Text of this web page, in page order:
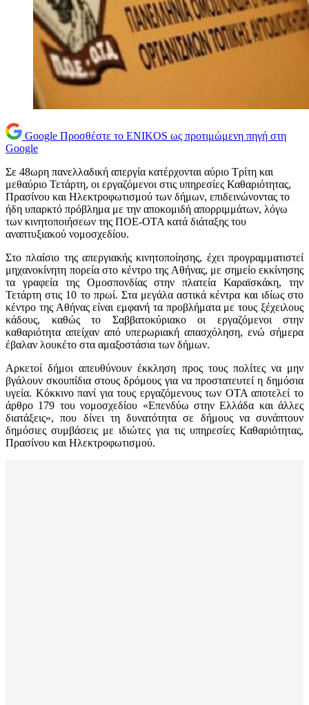
Google Προσθέστε το ENIKOS ως προτιμώμενη πηγή στη
Google
Σε 48ωρη πανελλαδική απεργία κατέρχονται αύριο Τρίτη και
μεθαύριο Τετάρτη, οι εργαζόμενοι στις υπηρεσίες Καθαριότητας,
Πρασίνου και Ηλεκτροφωτισμού των δήμων, επιδεινώνοντας το
ήδη υπαρκτό πρόβλημα με την αποκομιδή απορριμμάτων, λόγω
των κινητοποιήσεων της ΠΟΕ-ΟΤΑ κατά διάταξης του
αναπτυξιακού νομοσχεδίου.
Στο πλαίσιο της απεργιακής κινητοποίησης, έχει προγραμματιστεί
μηχανοκίνητη πορεία στο κέντρο της Αθήνας, με σημείο εκκίνησης
τα γραφεία της Ομοσπονδίας στην πλατεία Καραϊσκάκη, την
Τετάρτη στις 10 το πρωί. Στα μεγάλα αστικά κέντρα και ιδίως στο
κέντρο της Αθήνας είναι εμφανή τα προβλήματα με τους ξέχειλους
κάδους, καθώς το Σαββατοκύριακο οι εργαζόμενοι στην
καθαριότητα απείχαν από υπερωριακή απασχόληση, ενώ σήμερα
έβαλαν λουκέτο στα αμαξοστάσια των δήμων.
Αρκετοί δήμοι απευθύνουν έκκληση προς τους πολίτες να μην
βγάλουν σκουπίδια στους δρόμους για να προστατευτεί η δημόσια
υγεία. Κόκκινο πανί για τους εργαζόμενους των ΟΤΑ αποτελεί το
άρθρο 179 του νομοσχεδίου «Επενδύω στην Ελλάδα και άλλες
διατάξεις», που δίνει τη δυνατότητα σε δήμους να συνάπτουν
δημόσιες συμβάσεις με ιδιώτες για τις υπηρεσίες Καθαριότητας,
Πρασίνου και Ηλεκτροφωτισμού.